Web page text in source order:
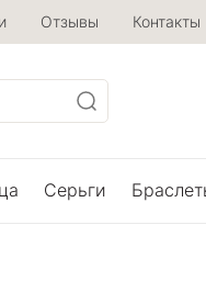
Отзывы Контакты
Серьги